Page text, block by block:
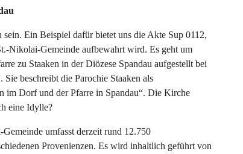
Ein Beispiel dafür bietet uns die Akte Sup 0112,
Nikolai-Gemeinde aufbewahrt wird. Es geht um
zu Staaken in der Diözese Spandau aufgestellt bei
beschreibt die Parochie Staaken als
im Dorf und der Pfarre in Spandau“. Die Kirche
eine Idylle?
umfasst derzeit rund 12.750
Provenienzen. Es wird inhaltlich geführt von